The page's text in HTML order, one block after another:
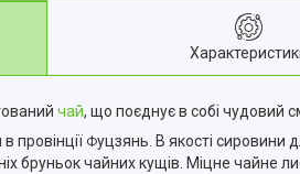
чай, що поєднує в собі чудовий
провінції Фуцзянь. В якості сировини
бруньок чайних кущів. Міцне чайне